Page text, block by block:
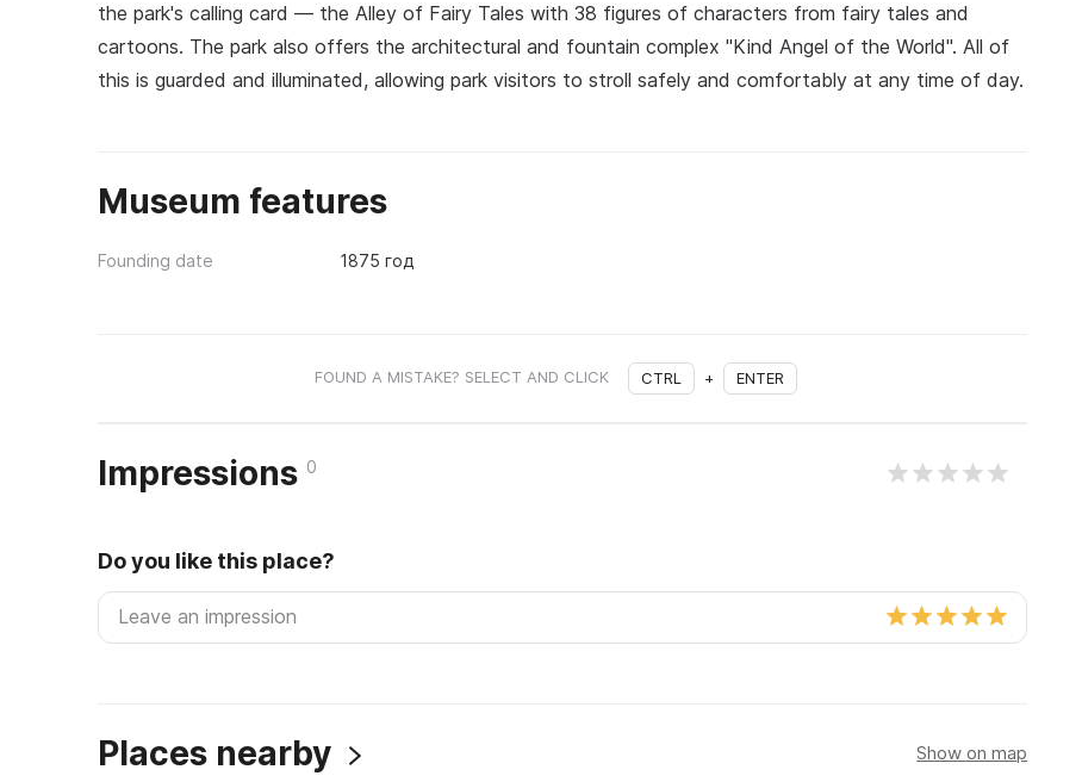
the park's calling card — the Alley of Fairy Tales with 38 figures of characters from fairy tales and
cartoons. The park also offers the architectural and fountain complex "Kind Angel of the World". All of
this is guarded and illuminated, allowing park visitors to stroll safely and comfortably at any time of day.
Museum features
Founding date 1875 год
FOUND A MISTAKE? SELECT AND CLICK CTRL + ENTER
Impressions 0
Do you like this place?
Places nearby Show on map